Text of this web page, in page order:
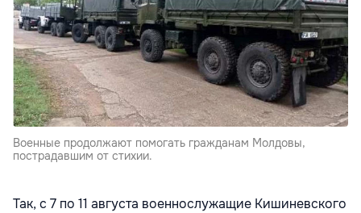
Военные продолжают помогать гражданам Молдовы,
пострадавшим от стихии.
Так, с 7 по 11 августа военнослужащие Кишиневского